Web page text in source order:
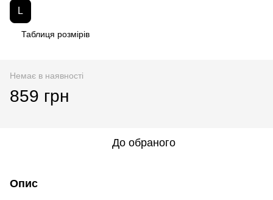
L
Таблиця розмірів
Немає в наявності
859 грн
До обраного
Опис